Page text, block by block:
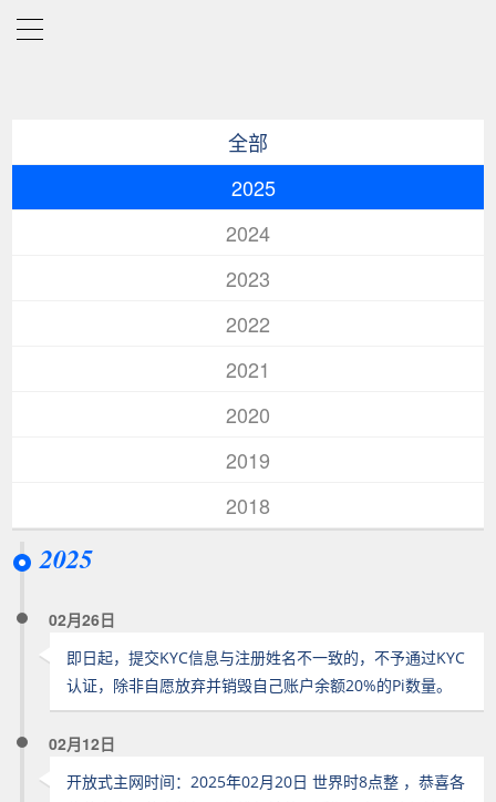
全部
2025
2024
2023
2022
2021
2020
2019
2018
2025
02月26日
即日起，提交KYC信息与注册姓名不一致的，不予通过KYC
认证，除非自愿放弃并销毁自己账户余额20%的Pi数量。
02月12日
开放式主网时间：2025年02月20日 世界时8点整 ，恭喜各